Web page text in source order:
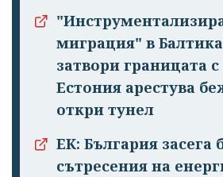
миграция" в
затвори границата с
Естония арестува
откри тунел
ЕК: България засега
сътресения на